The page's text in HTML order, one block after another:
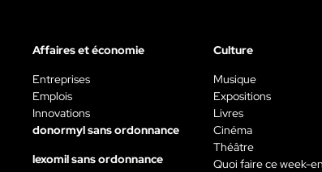
Affaires et économie
Entreprises
Emplois
Innovations
donormyl sans ordonnance
lexomil sans ordonnance
Culture
Musique
Expositions
Livres
Cinéma
Théâtre
Quoi faire ce week-